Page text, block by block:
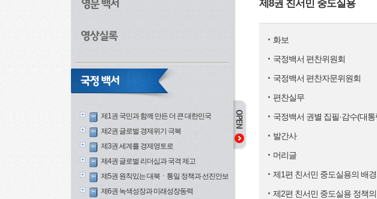
제1권 국민과 함께 만든 더 큰 대한민국
제2권 글로벌 경제위기 극복
제3권 세계를 경제영토로
제4권 글로벌 리더십과 국격 제고
제5권 원칙있는 대북ㆍ통일 정책과 선진안보
제6권 녹색성장과 미래성장동력
제8권 친서민 중도실용
화보
국정백서 편찬위원회
국정백서 편찬자문위원회
편찬실무
국정백서 권별 집필·감수(대
발간사
머리글
제1편 친서민 중도실용의 배
제2편 친서민 중도실용 정책